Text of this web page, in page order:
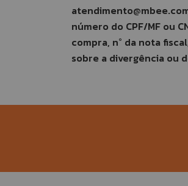
número do CPF/MF ou
compra, n° da nota
sobre a divergência ou